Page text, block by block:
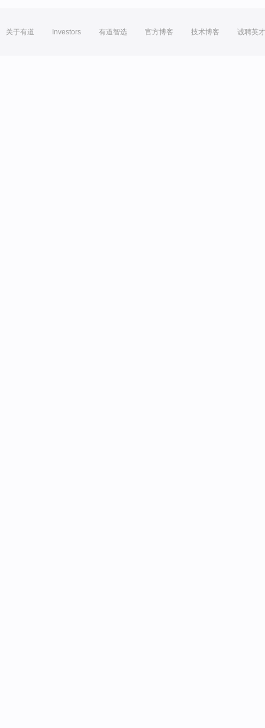
关于有道 Investors 有道智选 官方博客 技术博客 诚聘英才